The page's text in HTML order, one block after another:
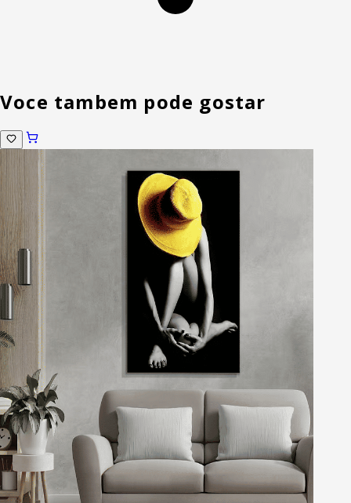
Voce tambem pode gostar